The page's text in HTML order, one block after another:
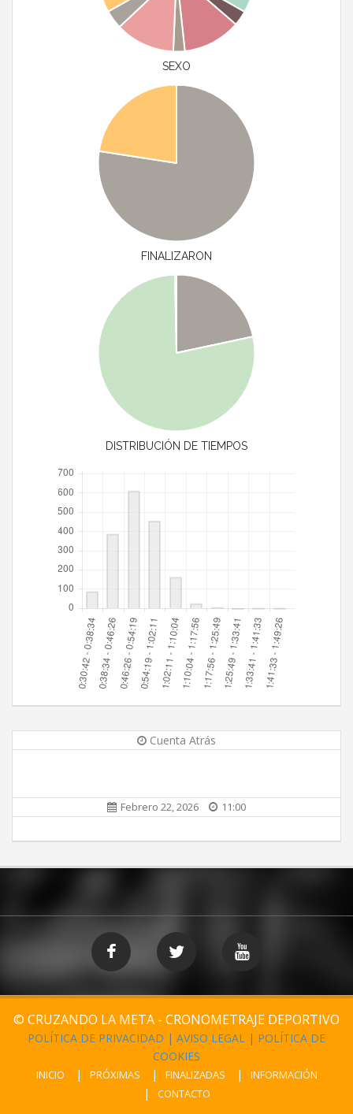
SEXO
FINALIZARON
DISTRIBUCIÓN DE TIEMPOS
Cuenta Atrás
Febrero 22, 2026 11:00
© CRUZANDO LA META - CRONOMETRAJE DEPORTIVO
POLÍTICA DE PRIVACIDAD | AVISO LEGAL | POLÍTICA DE
COOKIES
INICIO PRÓXIMAS FINALIZADAS
INFORMACIÓN
CONTACTO